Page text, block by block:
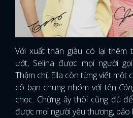
Với xuất thân giàu có lại thêm
ướt, Selina được mọi người
Thậm chí, Ella còn từng viết một
cô bạn chung nhóm với tên
chọc. Chừng ấy thôi cũng đủ
được mọi người yêu thương,